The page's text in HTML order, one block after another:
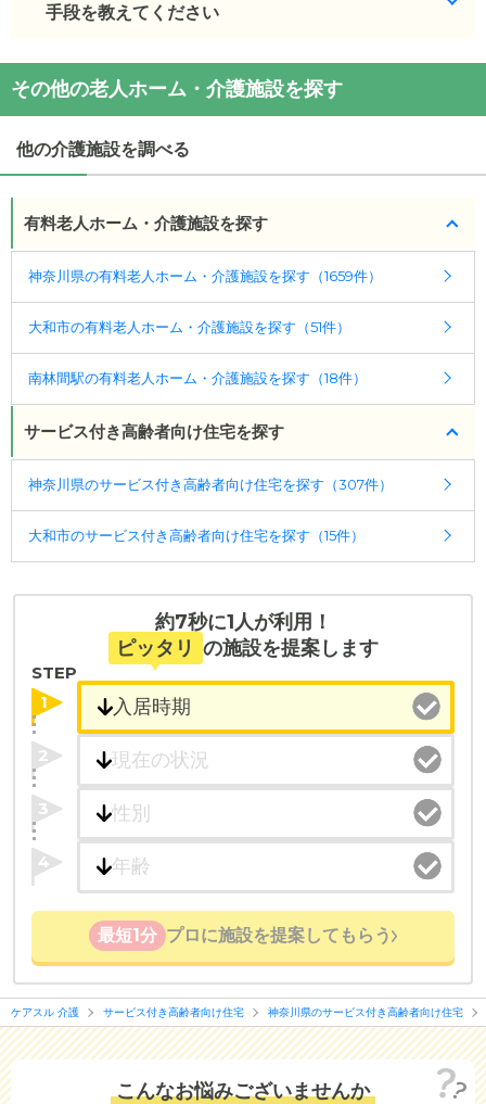
りです。
・月額費用が9.6万円
・要介護度：自立、要支援1、要支援2、要介護1、要
ケアスル 介護では詳細な料金プラン
す。詳しくはこちら。
・経験豊富な入居相談員が完全無料で施設探しをサ
入居相談：0120-579-721（無料）
受付時間：10：00～19：00
・全国10000件の介護施設情報を掲載
幅広い選択肢の中から、条件にあった施設を選ぶ
ことができます。
・こだわりの条件や医療体制から施設を探せる
「夫婦入居可」の施設、「看取り可」の施設など、
医療・看護体制から施設を探すこともできます。
手段を教えてください
ミモザ南林間壱番館の交通アクセス
・住所：神奈川県大和市下鶴間
・最寄り駅：
ミモザ南林間壱番館
その他：
その他の老人ホーム・介護施設を探す
他の介護施設を調べる
有料老人ホーム・介護施設を探す
神奈川県の有料老人ホーム・介護施設を探す（1659件）
大和市の有料老人ホーム・介護施設を探す（51件）
南林間駅の有料老人ホーム・介護施設を探す（18件）
サービス付き高齢者向け住宅を探す
神奈川県のサービス付き高齢者向け住宅を探す（307件）
大和市のサービス付き高齢者向け住宅を探す（15件）
約7秒に1人が利用！
ピッタリ の施設を提案します
STEP
1
2
3
4
最短1分 プロに施設を提案してもらう
ケアスル 介護 サービス付き高齢者向け住宅 神奈川県のサービス付き高齢者向け住宅
こんなお悩みございませんか